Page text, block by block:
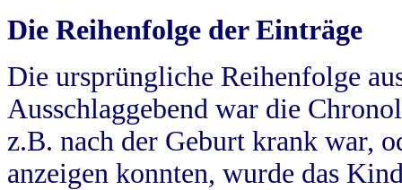
Die Reihenfolge der Einträge
Die ursprüngliche Reihenfolge
Ausschlaggebend war die
z.B. nach der Geburt krank war,
anzeigen konnten, wurde das